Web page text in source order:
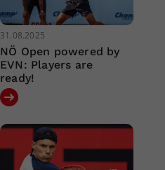
31.08.2025
NÖ Open powered by
EVN: Players are
ready!